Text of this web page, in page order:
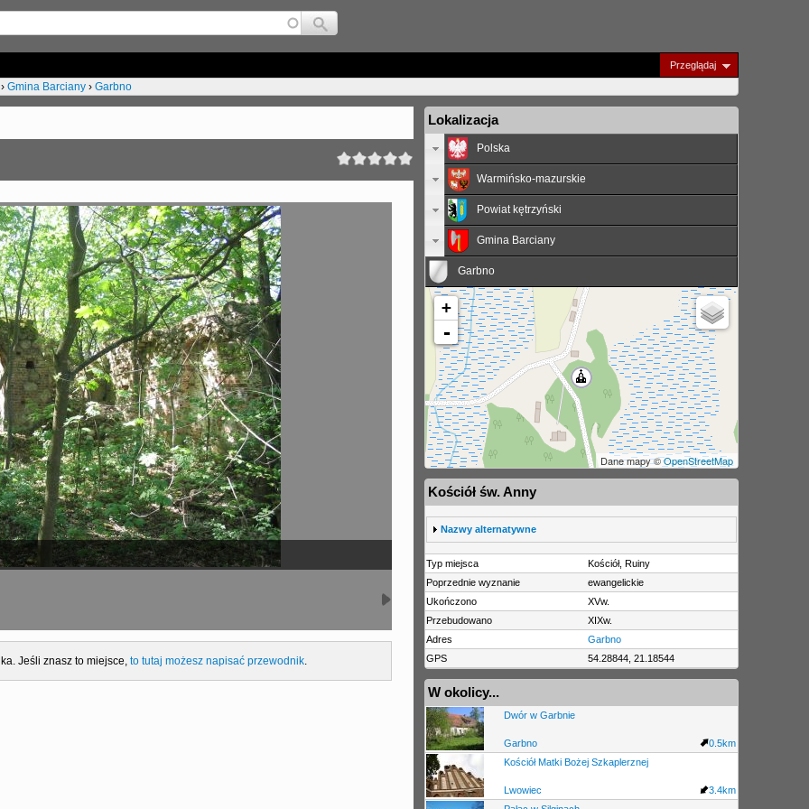
Jump to navigation
Przeglądaj
› Gmina Barciany › Garbno
Jeśli znasz to miejsce, to tutaj możesz napisać przewodnik
Lokalizacja
Polska
Warmińsko-mazurskie
Powiat kętrzyński
Gmina Barciany
Garbno
+
-
Dane mapy ©OpenStreetMap
Kościół św. Anny
S
h
o
Nazwy alternatywne
Typ miejsca
Kościół, Ruiny
Poprzednie wyznanie
ewangelickie
Ukończono
XVw.
Przebudowano
XIXw.
Adres
Garbno
GPS
54.28844, 21.18544
W okolicy...
Dwór w Garbnie
Garbno
0.5km
Kościół Matki Bożej Szkaplerznej
Lwowiec
3.4km